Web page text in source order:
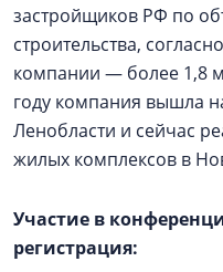
застройщиков РФ по
строительства,
компании — более 1,8
году компания вышла
Ленобласти и сейчас
жилых комплексов в
Участие в
регистрация: